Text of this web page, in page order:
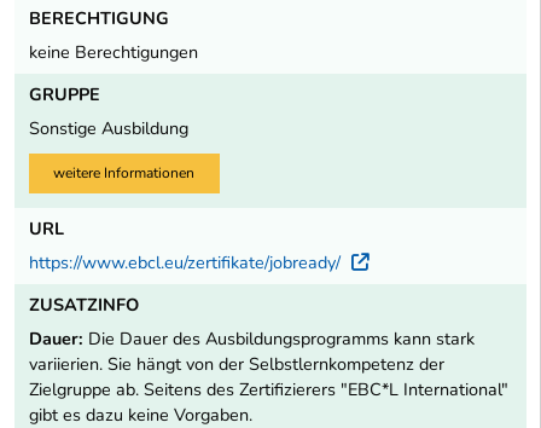
BERECHTIGUNG
keine Berechtigungen
GRUPPE
Sonstige Ausbildung
weitere Informationen
URL
https://www.ebcl.eu/zertifikate/jobready/
Externer Link
ZUSATZINFO
Dauer: Die Dauer des Ausbildungsprogramms kann stark
variierien. Sie hängt von der Selbstlernkompetenz der
Zielgruppe ab. Seitens des Zertifizierers "EBC*L International"
gibt es dazu keine Vorgaben.